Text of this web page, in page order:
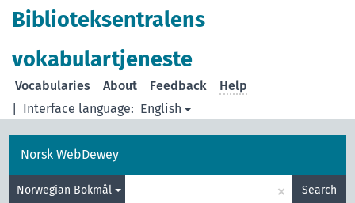
Biblioteksentralens
vokabulartjeneste
Interface language: English
Vocabularies About Feedback Help
Norsk WebDewey
Norwegian Bokmål × Search